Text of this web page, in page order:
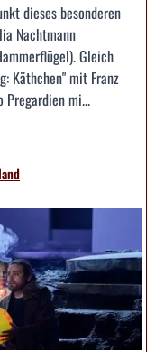
dieses besonderen
Nachtmann
Gleich
Käthchen" mit Franz
Pregardien mi...